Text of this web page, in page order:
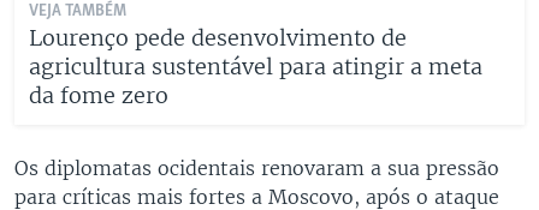
VEJA TAMBÉM
Lourenço pede desenvolvimento de
agricultura sustentável para atingir a meta
da fome zero
Os diplomatas ocidentais renovaram a sua pressão
para críticas mais fortes a Moscovo, após o ataque